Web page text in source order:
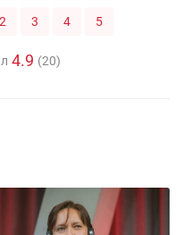
2 3 4 5
4.9 (20)